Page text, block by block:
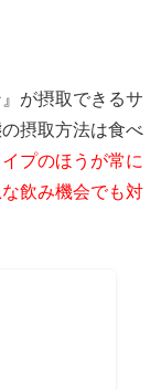
が摂取できるサ
摂取方法は食べ
プのほうが常に
飲み機会でも対